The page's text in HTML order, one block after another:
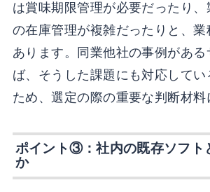
は賞味期限管理が必要だったり、
の在庫管理が複雑だったりと、
あります。同業他社の事例があ
ば、そうした課題にも対応してい
ため、選定の際の重要な判断材料
ポイント③：社内の既存ソフト
か